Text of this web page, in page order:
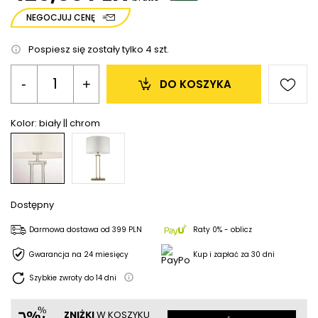
NEGOCJUJ CENĘ
Kolor: biały || chrom
Pospiesz się zostały tylko 4 szt.
- + DO KOSZYKA
Dostępny
Darmowa dostawa od 399 PLN Raty 0% - oblicz
Gwarancja na 24 miesięcy Kup i zapłać za 30 dni
Szybkie zwroty do 14 dni
ZNIŻKIW KOSZYKU